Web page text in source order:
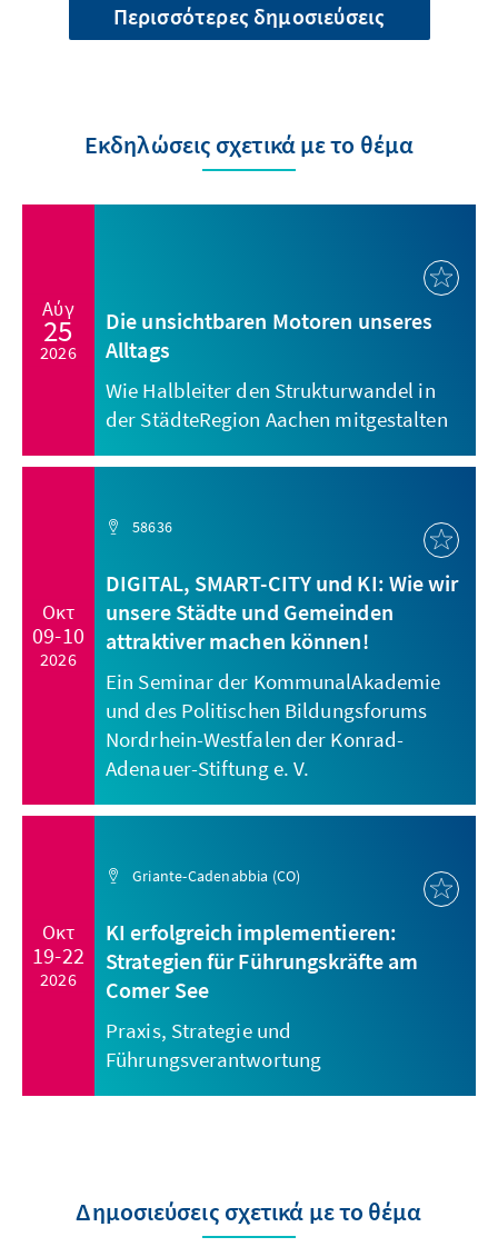
Περισσότερες δημοσιεύσεις
Εκδηλώσεις σχετικά με το θέμα
Αύγ
25
2026
Die unsichtbaren Motoren unseres
Alltags
Wie Halbleiter den Strukturwandel in
der StädteRegion Aachen mitgestalten
Οκτ
09-10
2026
58636
DIGITAL, SMART-CITY und KI: Wie wir
unsere Städte und Gemeinden
attraktiver machen können!
Ein Seminar der KommunalAkademie
und des Politischen Bildungsforums
Nordrhein-Westfalen der Konrad-
Adenauer-Stiftung e. V.
Οκτ
19-22
2026
Griante-Cadenabbia (CO)
KI erfolgreich implementieren:
Strategien für Führungskräfte am
Comer See
Praxis, Strategie und
Führungsverantwortung
Δημοσιεύσεις σχετικά με το θέμα